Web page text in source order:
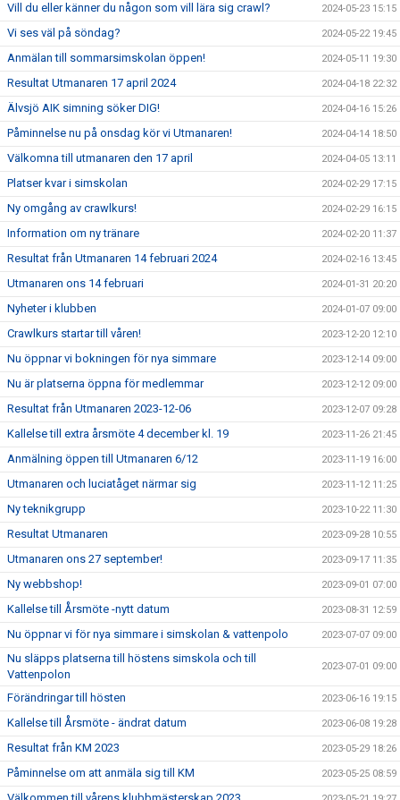
Vill du eller känner du någon som vill lära sig crawl? 2024-05-23 15:15
Vi ses väl på söndag? 2024-05-22 19:45
Anmälan till sommarsimskolan öppen! 2024-05-11 19:30
Resultat Utmanaren 17 april 2024 2024-04-18 22:32
Älvsjö AIK simning söker DIG! 2024-04-16 15:26
Påminnelse nu på onsdag kör vi Utmanaren! 2024-04-14 18:50
Välkomna till utmanaren den 17 april 2024-04-05 13:11
Platser kvar i simskolan 2024-02-29 17:15
Ny omgång av crawlkurs! 2024-02-29 16:15
Information om ny tränare 2024-02-20 11:37
Resultat från Utmanaren 14 februari 2024 2024-02-16 13:45
Utmanaren ons 14 februari 2024-01-31 20:20
Nyheter i klubben 2024-01-07 09:00
Crawlkurs startar till våren! 2023-12-20 12:10
Nu öppnar vi bokningen för nya simmare 2023-12-14 09:00
Nu är platserna öppna för medlemmar 2023-12-12 09:00
Resultat från Utmanaren 2023-12-06 2023-12-07 09:28
Kallelse till extra årsmöte 4 december kl. 19 2023-11-26 21:45
Anmälning öppen till Utmanaren 6/12 2023-11-19 16:00
Utmanaren och luciatåget närmar sig 2023-11-12 11:25
Ny teknikgrupp 2023-10-22 11:30
Resultat Utmanaren 2023-09-28 10:55
Utmanaren ons 27 september! 2023-09-17 11:35
Ny webbshop! 2023-09-01 07:00
Kallelse till Årsmöte -nytt datum 2023-08-31 12:59
Nu öppnar vi för nya simmare i simskolan & vattenpolo 2023-07-07 09:00
Nu släpps platserna till höstens simskola och till
Vattenpolon
2023-07-01 09:00
Förändringar till hösten 2023-06-16 19:15
Kallelse till Årsmöte - ändrat datum 2023-06-08 19:28
Resultat från KM 2023 2023-05-29 18:26
Påminnelse om att anmäla sig till KM 2023-05-25 08:59